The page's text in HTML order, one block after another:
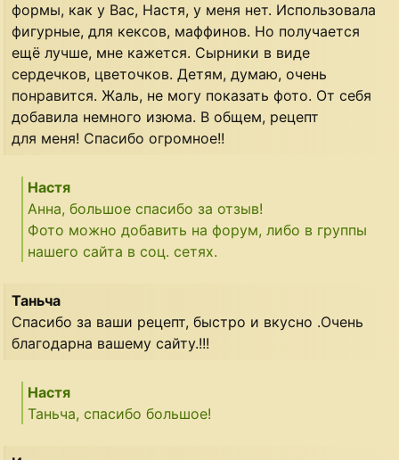
формы, как у Вас, Настя, у меня нет. Использовала
фигурные, для кексов, маффинов. Но получается
ещё лучше, мне кажется. Сырники в виде
сердечков, цветочков. Детям, думаю, очень
понравится. Жаль, не могу показать фото. От себя
добавила немного изюма. В общем, рецепт
для меня! Спасибо огромное!!
Настя
Анна, большое спасибо за отзыв!
Фото можно добавить на форум, либо в группы
нашего сайта в соц. сетях.
Таньча
Спасибо за ваши рецепт, быстро и вкусно .Очень
благодарна вашему сайту.!!!
Настя
Таньча, спасибо большое!